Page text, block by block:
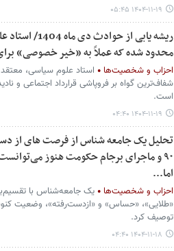
۱۴۰۴-۱۱-۱۹ ۰۵:۴۵
ریشه یابی از
محدود شده که عملاً به «خیر خصوصی»
احزاب و شخصیت‌ها
استاد علوم سیاسی،
شفاف‌ترین گواه بر فروپاشی قرارداد اجتماعی و
است.
۱۴۰۴-۱۱-۱۹ ۰۴:۴۰
تحلیل یک جامعه شناس از فرصت های از
۹۰ و ماجرای برجام حکومت هنوز
اما...
احزاب و شخصیت‌ها
یک جامعه‌شناس با
«طلایی»، «حساس» و «ازدست‌رفته»، وضعیت
توصیف کرد.
۱۴۰۴-۱۱-۱۸ ۰۴:۴۰